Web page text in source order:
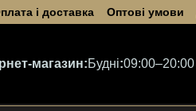
і доставка Оптові умови
магазин:Будні:09:00–20:00